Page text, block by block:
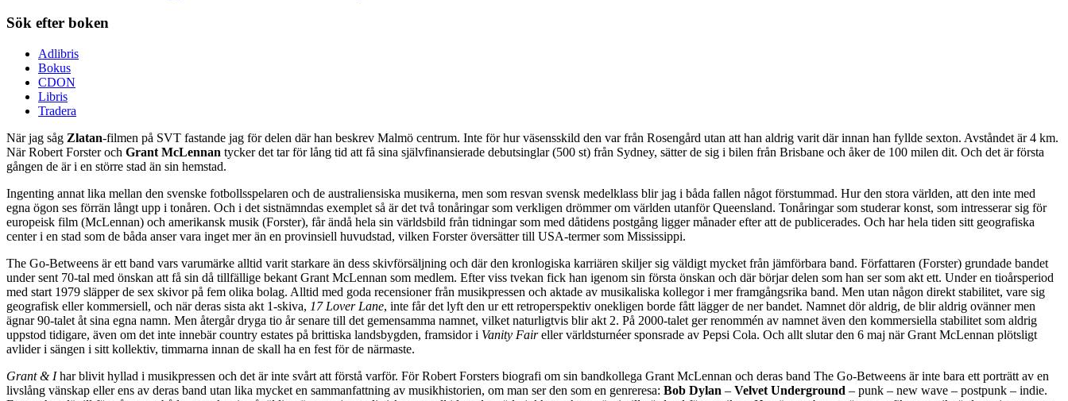
Sök efter boken
Adlibris
Bokus
CDON
Libris
Tradera
När jag såg Zlatan-filmen på SVT fastande jag för delen där han beskrev Malmö centrum. Inte för hur väsensskild den var från Rosengård utan att han aldrig varit där innan han fyllde sexton. Avståndet är 4 km.
När Robert Forster och Grant McLennan tycker det tar för lång tid att få sina självfinansierade debutsinglar (500 st) från Sydney, sätter de sig i bilen från Brisbane och åker de 100 milen dit. Och det är första
gången de är i en större stad än sin hemstad.
Ingenting annat lika mellan den svenske fotbollsspelaren och de australiensiska musikerna, men som resvan svensk medelklass blir jag i båda fallen något förstummad. Hur den stora världen, att den inte med
egna ögon ses förrän långt upp i tonåren. Och i det sistnämndas exemplet så är det två tonåringar som verkligen drömmer om världen utanför Queensland. Tonåringar som studerar konst, som intresserar sig för
europeisk film (McLennan) och amerikansk musik (Forster), får ändå hela sin världsbild från tidningar som med dåtidens postgång ligger månader efter att de publicerades. Och har hela tiden sitt geografiska
center i en stad som de båda anser vara inget mer än en provinsiell huvudstad, vilken Forster översätter till USA-termer som Mississippi.
The Go-Betweens är ett band vars varumärke alltid varit starkare än dess skivförsäljning och där den kronlogiska karriären skiljer sig väldigt mycket från jämförbara band. Författaren (Forster) grundade bandet
under sent 70-tal med önskan att få sin då tillfällige bekant Grant McLennan som medlem. Efter viss tvekan fick han igenom sin första önskan och där börjar delen som han ser som akt ett. Under en tioårsperiod
med start 1979 släpper de sex skivor på fem olika bolag. Alltid med goda recensioner från musikpressen och aktade av musikaliska kollegor i mer framgångsrika band. Men utan någon direkt stabilitet, vare sig
geografisk eller kommersiell, och när deras sista akt 1-skiva, 17 Lover Lane, inte får det lyft den ur ett retroperspektiv onekligen borde fått lägger de ner bandet. Namnet dör aldrig, de blir aldrig ovänner men
ägnar 90-talet åt sina egna namn. Men återgår dryga tio år senare till det gemensamma namnet, vilket naturligtvis blir akt 2. På 2000-talet ger renommén av namnet även den kommersiella stabilitet som aldrig
uppstod tidigare, även om det inte innebär country estates på brittiska landsbygden, framsidor i Vanity Faireller världsturnéer sponsrade av Pepsi Cola. Och allt slutar den 6 maj när Grant McLennan plötsligt
avlider i sängen i sitt kollektiv, timmarna innan de skall ha en fest för de närmaste.
Grant & Ihar blivit hyllad i musikpressen och det är inte svårt att förstå varför. För Robert Forsters biografi om sin bandkollega Grant McLennan och deras band The Go-Betweens är inte bara ett porträtt av en
livslång vänskap eller ens av deras band utan lika mycket en sammanfattning av musikhistorien, om man ser den som en genreresa: Bob Dylan – Velvet Underground – punk – new wave – postpunk – indie.